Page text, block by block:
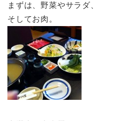
まずは、野菜やサラダ、
そしてお肉。